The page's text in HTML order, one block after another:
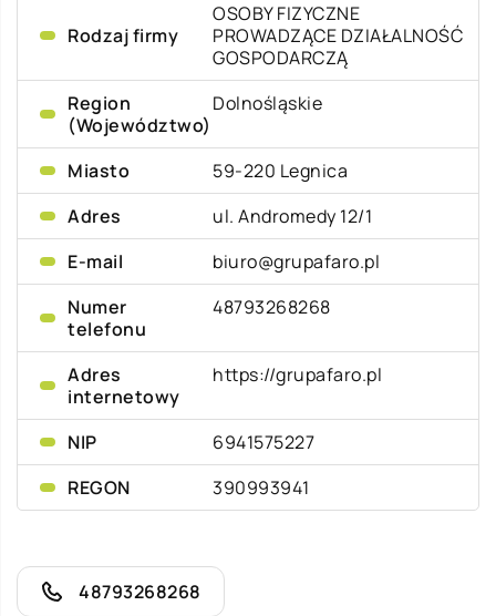
Rodzaj firmy
OSOBY FIZYCZNE
PROWADZĄCE DZIAŁALNOŚĆ
GOSPODARCZĄ
Region
(Województwo)
Dolnośląskie
Miasto
59-220 Legnica
Adres
ul. Andromedy 12/1
E-mail
biuro@grupafaro.pl
Numer
telefonu
48793268268
Adres
internetowy
https://grupafaro.pl
NIP
6941575227
REGON
390993941
48793268268